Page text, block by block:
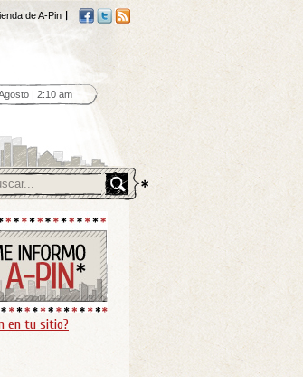
de A-Pin
| 2:10 am
en tu sitio?